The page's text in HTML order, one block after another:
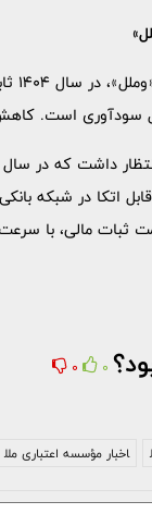
خالص، مهر تأییدی بر موفقیت این
داشت که در
اتکا در شبکه
ثبات مالی، با
0
0
اخبار مؤسسه اعتباری ملل